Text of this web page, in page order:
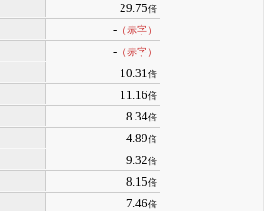
29.75倍
- （赤字）
- （赤字）
10.31倍
11.16倍
8.34倍
4.89倍
9.32倍
8.15倍
7.46倍